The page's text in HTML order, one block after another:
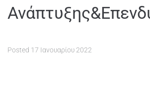
Posted 17 Ιανουαρίου 2022